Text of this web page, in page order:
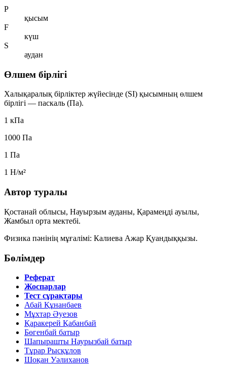
P
қысым
F
күш
S
аудан
Өлшем бірлігі
Халықаралық бірліктер жүйесінде (SI) қысымның өлшем
бірлігі — паскаль (Па).
1 кПа
1000 Па
1 Па
1 Н/м²
Автор туралы
Қостанай облысы, Науырзым ауданы, Қарамеңді ауылы,
Жамбыл орта мектебі.
Физика пәнінің мұғалімі: Калиева Ажар Қуандыққызы.
Бөлімдер
Реферат
Жоспарлар
Тест сұрақтары
Абай Құнанбаев
Мұхтар Әуезов
Қаракерей Қабанбай
Бөгенбай батыр
Шапырашты Наурызбай батыр
Тұрар Рысқұлов
Шоқан Уәлиханов